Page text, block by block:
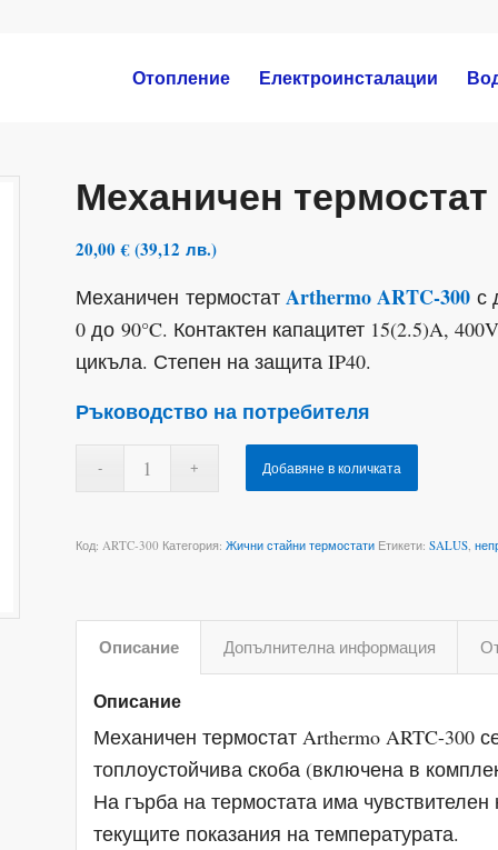
Отопление Електроинсталации
Механичен
20,00€(39,12лв.)
Механичен термостатArthermo ARTC-300 с
0 до 90°C. Контактен капацитет 15(2.5)A,
цикъла. Степен на защита IP40.
Ръководство на потребителя
Добавяне в количката
Код: ARTC-300 Категория:Жични стайни термостати Етикети:SALUS ,
Описание Допълнителна информация
Описание
Механичен термостат Arthermo ARTC-300
топлоустойчива скоба (включена в
На гърба на термостата има
текущите показания на температурата.